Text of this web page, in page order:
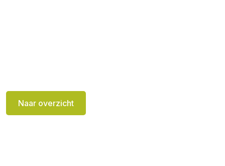
Naar overzicht